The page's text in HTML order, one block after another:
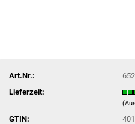
Art.Nr.:
Lieferzeit:
GTIN: